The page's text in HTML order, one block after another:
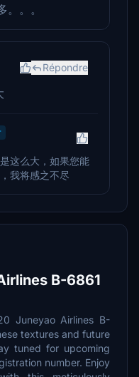
。。
Répondre
这么大，如果您能
我将感之不尽
B-6861
Juneyao Airlines B-
textures and future
tuned for upcoming
number. Enjoy